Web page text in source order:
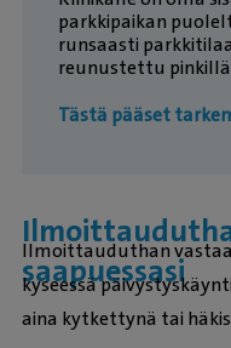
parkkipaikan
runsaasti
reunustettu
Tästä pääset
saapuessasi
Ilmoittauduthan
kyseessä
aina kytkettynä tai